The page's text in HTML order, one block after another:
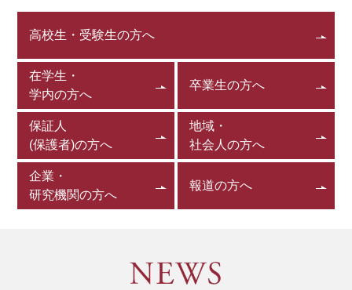
高校生・受験生の方へ
在学生・
学内の方へ
卒業生の方へ
保証人
(保護者)の方へ
地域・
社会人の方へ
企業・
研究機関の方へ
報道の方へ